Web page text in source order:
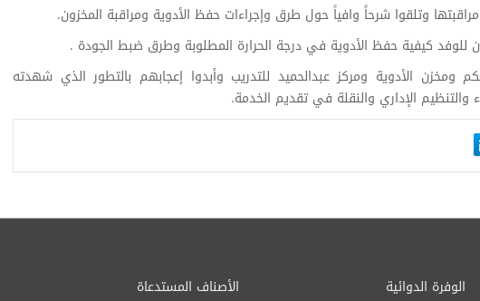
وتلقوا شرحاً وافياً حول طرق وإجراءات حفظ الأدوية ومراقبة المخزون.
للوفد كيفية حفظ الأدوية في درجة الحرارة المطلوبة وطرق ضبط الجودة .
الأدوية ومركز عبدالحميد للتدريب وأبدوا إعجابهم بالتطور الذي شهدته
والتنظيم الإداري والنقلة في تقديم الخدمة.
الوفرة الدوائية
الأصناف المستدعاة